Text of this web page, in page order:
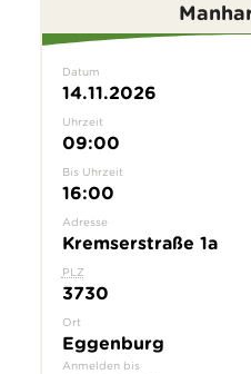
Datum
14.11.2026
Uhrzeit
09:00
Bis Uhrzeit
16:00
Adresse
Kremserstraße 1a
PLZ
3730
Ort
Eggenburg
Anmelden bis